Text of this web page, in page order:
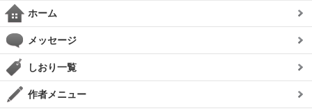
ホーム
メッセージ
しおり一覧
作者メニュー